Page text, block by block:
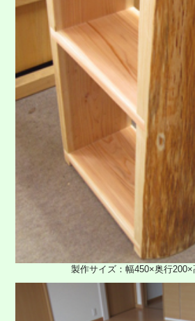
製作サイズ：幅450×奥行200×